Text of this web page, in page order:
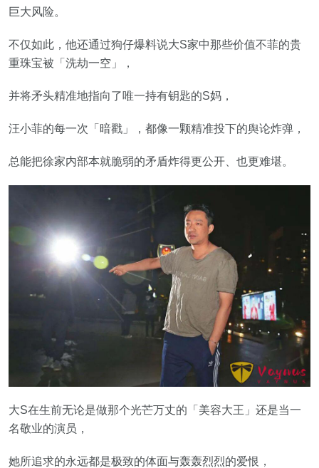
巨大风险。
不仅如此，他还通过狗仔爆料说大S家中那些价值不菲的贵
重珠宝被「洗劫一空」，
并将矛头精准地指向了唯一持有钥匙的S妈，
汪小菲的每一次「暗戳」，都像一颗精准投下的舆论炸弹，
总能把徐家内部本就脆弱的矛盾炸得更公开、也更难堪。
大S在生前无论是做那个光芒万丈的「美容大王」还是当一
名敬业的演员，
她所追求的永远都是极致的体面与轰轰烈烈的爱恨，